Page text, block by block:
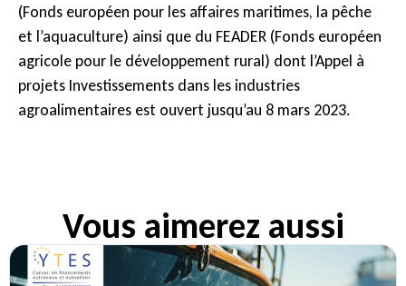
(Fonds européen pour les affaires maritimes, la pêche
et l’aquaculture) ainsi que du FEADER (Fonds européen
agricole pour le développement rural) dont l’Appel à
projets Investissements dans les industries
agroalimentaires est ouvert jusqu’au 8 mars 2023.
Vous aimerez aussi